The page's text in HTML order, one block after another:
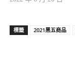
標籤 2021黑五商品